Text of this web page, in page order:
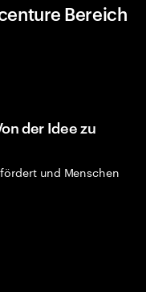
Bereich
der Idee zu
und Menschen